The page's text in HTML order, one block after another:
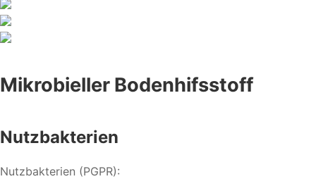
Mikrobieller Bodenhifsstoff
Nutzbakterien
Nutzbakterien (PGPR):